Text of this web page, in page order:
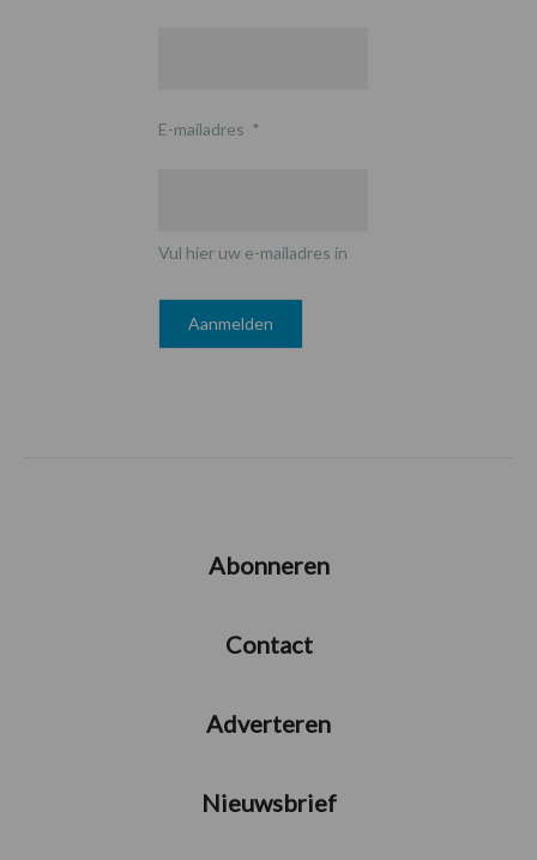
E-mailadres *
Vul hier uw e-mailadres in
Abonneren
Contact
Adverteren
Nieuwsbrief